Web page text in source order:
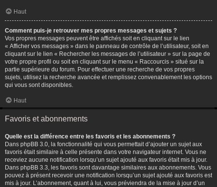
Haut
Comment puis-je retrouver mes propres messages et sujets ?
Vos propres messages peuvent être affichés soit en cliquant sur le lien
« Afficher vos messages » dans le panneau de contrôle de l’utilisateur, soit en
cliquant sur le lien « Rechercher les messages de l’utilisateur » sur la page de
votre propre profil ou soit en cliquant sur le menu « Raccourcis » situé sur la
partie supérieure du forum. Pour effectuer une recherche de vos propres
sujets, utilisez la recherche avancée et remplissez convenablement les options
qui vous sont disponibles.
Haut
Favoris et abonnements
Quelle est la différence entre les favoris et les abonnements ?
Dans phpBB 3.0, la fonctionnalité qui vous permettait d’ajouter un sujet aux
favoris était similaire à celle présente dans votre navigateur internet. Vous ne
receviez aucune notification lorsqu’un sujet ajouté aux favoris était mis à jour.
Dans phpBB 3.3, les favoris sont davantage similaires aux abonnements. Vous
pouvez à présent recevoir une notification lorsqu’un sujet ajouté aux favoris est
mis à jour. L’abonnement, quant à lui, vous préviendra de la mise à jour d’un